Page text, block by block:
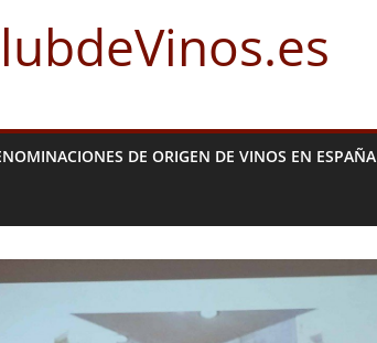
DE ORIGEN DE VINOS EN ESPAÑA